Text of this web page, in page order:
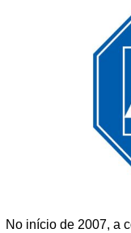
No início de 2007, a